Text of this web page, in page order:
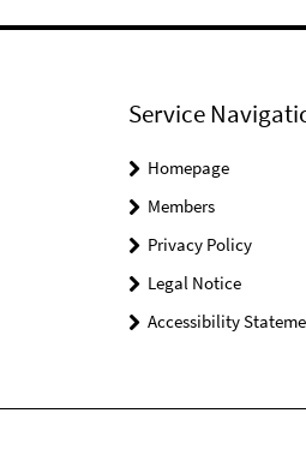
Service
Homepage
Members
Privacy Policy
Legal Notice
Accessibility